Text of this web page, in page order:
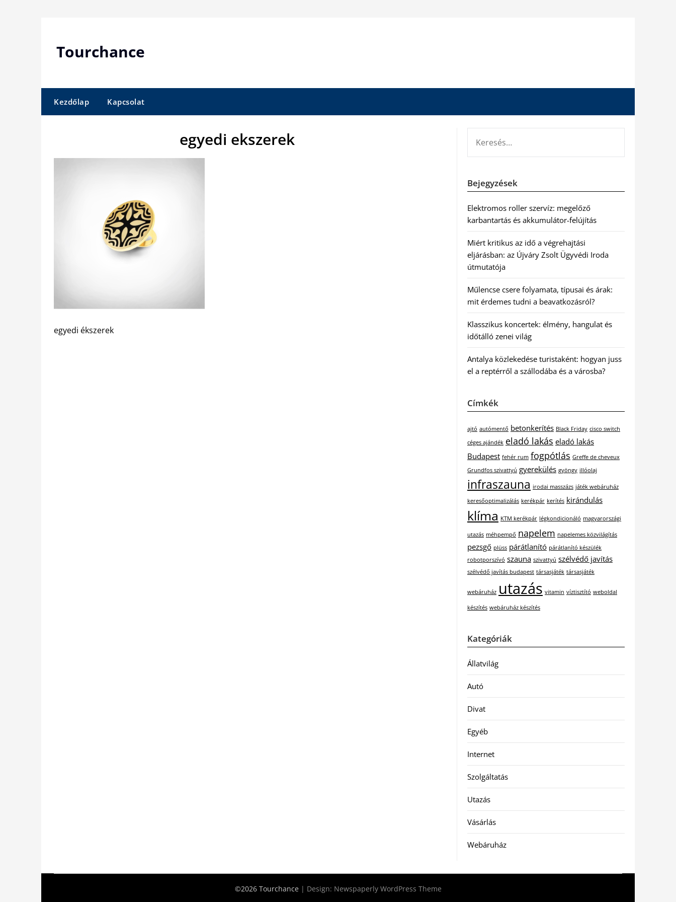
Tourchance
Kezdőlap Kapcsolat
egyedi ekszerek
egyedi ékszerek
Bejegyzések
Elektromos roller szervíz: megelőző
karbantartás és akkumulátor-felújítás
Miért kritikus az idő a végrehajtási
eljárásban: az Újváry Zsolt Ügyvédi Iroda
útmutatója
Műlencse csere folyamata, típusai és árak:
mit érdemes tudni a beavatkozásról?
Klasszikus koncertek: élmény, hangulat és
időtálló zenei világ
Antalya közlekedése turistaként: hogyan juss
el a reptérről a szállodába és a városba?
Címkék
ajtó autómentő betonkerítés Black Friday cisco switch
céges ajándék eladó lakás eladó lakás
Budapest fehér rum fogpótlás Greffe de cheveux
Grundfos szivattyú gyerekülés gyöngy illóolaj
infraszauna irodai masszázs játék webáruház
keresőoptimalizálás kerékpár kerítés kirándulás
klíma KTM kerékpár légkondicionáló magyarországi
utazás méhpempő napelem napelemes közvilágítás
pezsgő plüss párátlanító párátlanító készülék
robotporszívó szauna szivattyú szélvédő javítás
szélvédő javítás budapest társasjáték társasjáték
webáruház utazás vitamin víztisztító weboldal
készítés webáruház készítés
Kategóriák
Állatvilág
Autó
Divat
Egyéb
Internet
Szolgáltatás
Utazás
Vásárlás
Webáruház
©2026 Tourchance | Design: Newspaperly WordPress Theme